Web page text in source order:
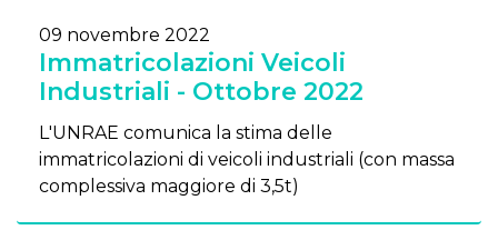
09 novembre 2022
Immatricolazioni Veicoli
Industriali - Ottobre 2022
L'UNRAE comunica la stima delle
immatricolazioni di veicoli industriali (con massa
complessiva maggiore di 3,5t)